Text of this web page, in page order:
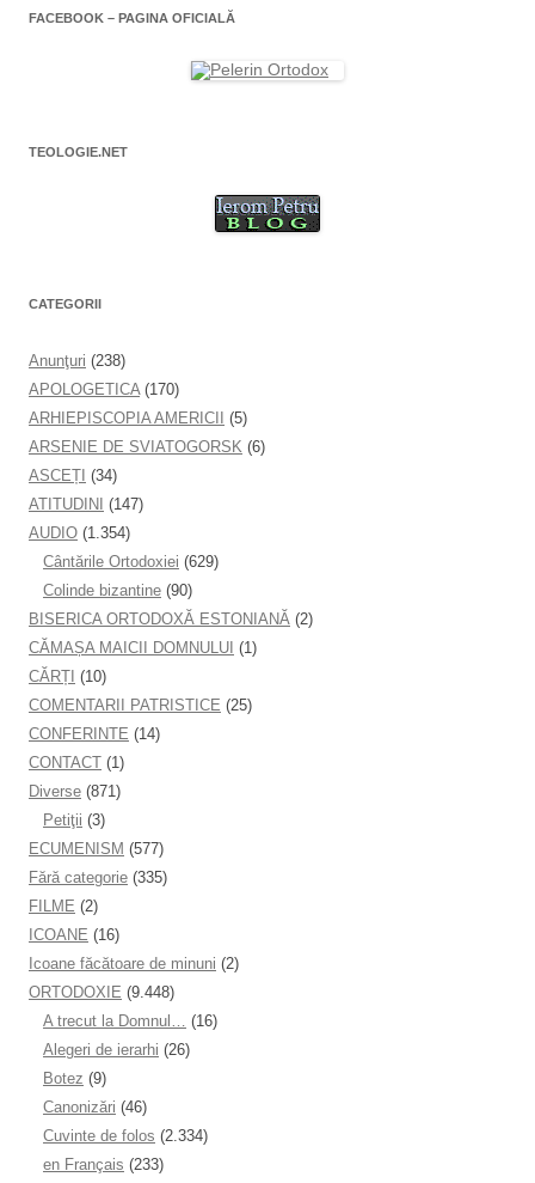
FACEBOOK – PAGINA OFICIALĂ
TEOLOGIE.NET
CATEGORII
Anunţuri (238)
APOLOGETICA(170)
ARHIEPISCOPIA AMERICII
(5)
ARSENIE DE SVIATOGORSK (6)
ASCEȚI (34)
ATITUDINI (147)
AUDIO (1.354)
Cântările Ortodoxiei (629)
Colinde bizantine (90)
BISERICA ORTODOXĂ ESTONIANĂ (2)
CĂMAȘA MAICII DOMNULUI (1)
CĂRȚI (10)
COMENTARII PATRISTICE (25)
CONFERINTE (14)
CONTACT (1)
Diverse (871)
Petiţii (3)
ECUMENISM (577)
Fără categorie (335)
FILME (2)
ICOANE (16)
Icoane făcătoare de minuni (2)
ORTODOXIE (9.448)
A trecut la Domnul… (16)
Alegeri de ierarhi (26)
Botez (9)
Canonizări (46)
Cuvinte de folos (2.334)
en Français (233)